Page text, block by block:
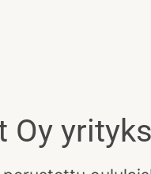
Oy